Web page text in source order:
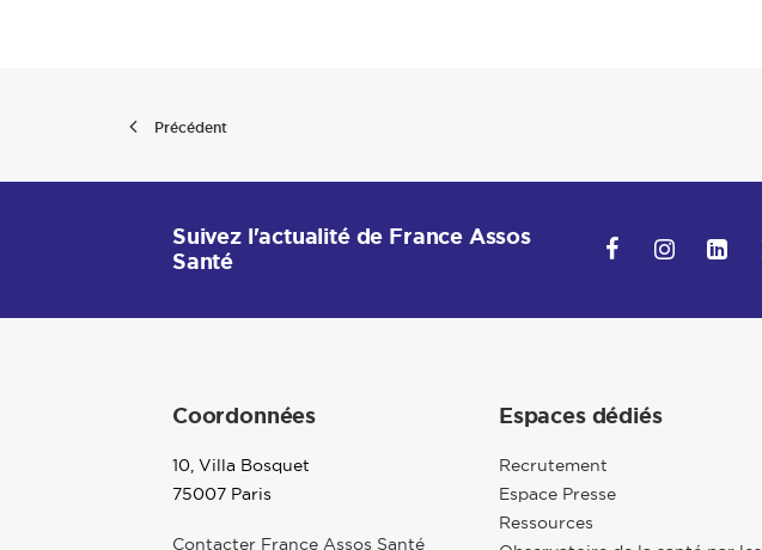
Précédent
Suivez l'actualité de France Assos
Santé
Coordonnées
10, Villa Bosquet
75007 Paris
Contacter France Assos Santé
Espaces dédiés
Recrutement
Espace Presse
Ressources